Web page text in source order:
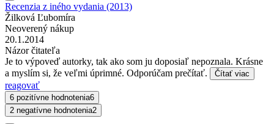
Recenzia z iného vydania (2013)
Žilková Ľubomíra
Neoverený nákup
20.1.2014
Názor čitateľa
Je to výpoveď autorky, tak ako som ju doposiaľ nepoznala. Krásne
a myslím si, že veľmi úprimné. Odporúčam prečítať.
Čítať viac
reagovať
6 pozitívne hodnotenia6
2 negatívne hodnotenia2